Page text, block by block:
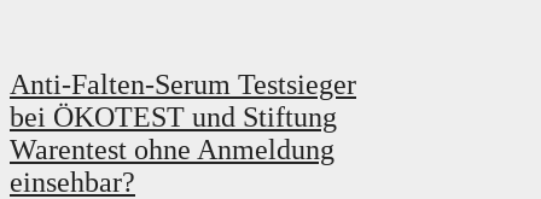
Anti-Falten-Serum Testsieger
bei ÖKOTEST und Stiftung
Warentest ohne Anmeldung
einsehbar?